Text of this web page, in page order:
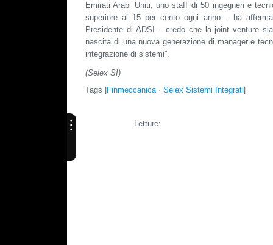
Emirati Arabi Uniti, uno staff di 50 ingegneri e
superiore al 15 per cento ogni anno – ha
Presidente di ADSI – credo che la joint venture
nascita di una nuova generazione di manager e
integrazione di sistemi”.
(Selex SI)
Tags |
Finmeccanica· Selex Sistemi Integrati
Letture: